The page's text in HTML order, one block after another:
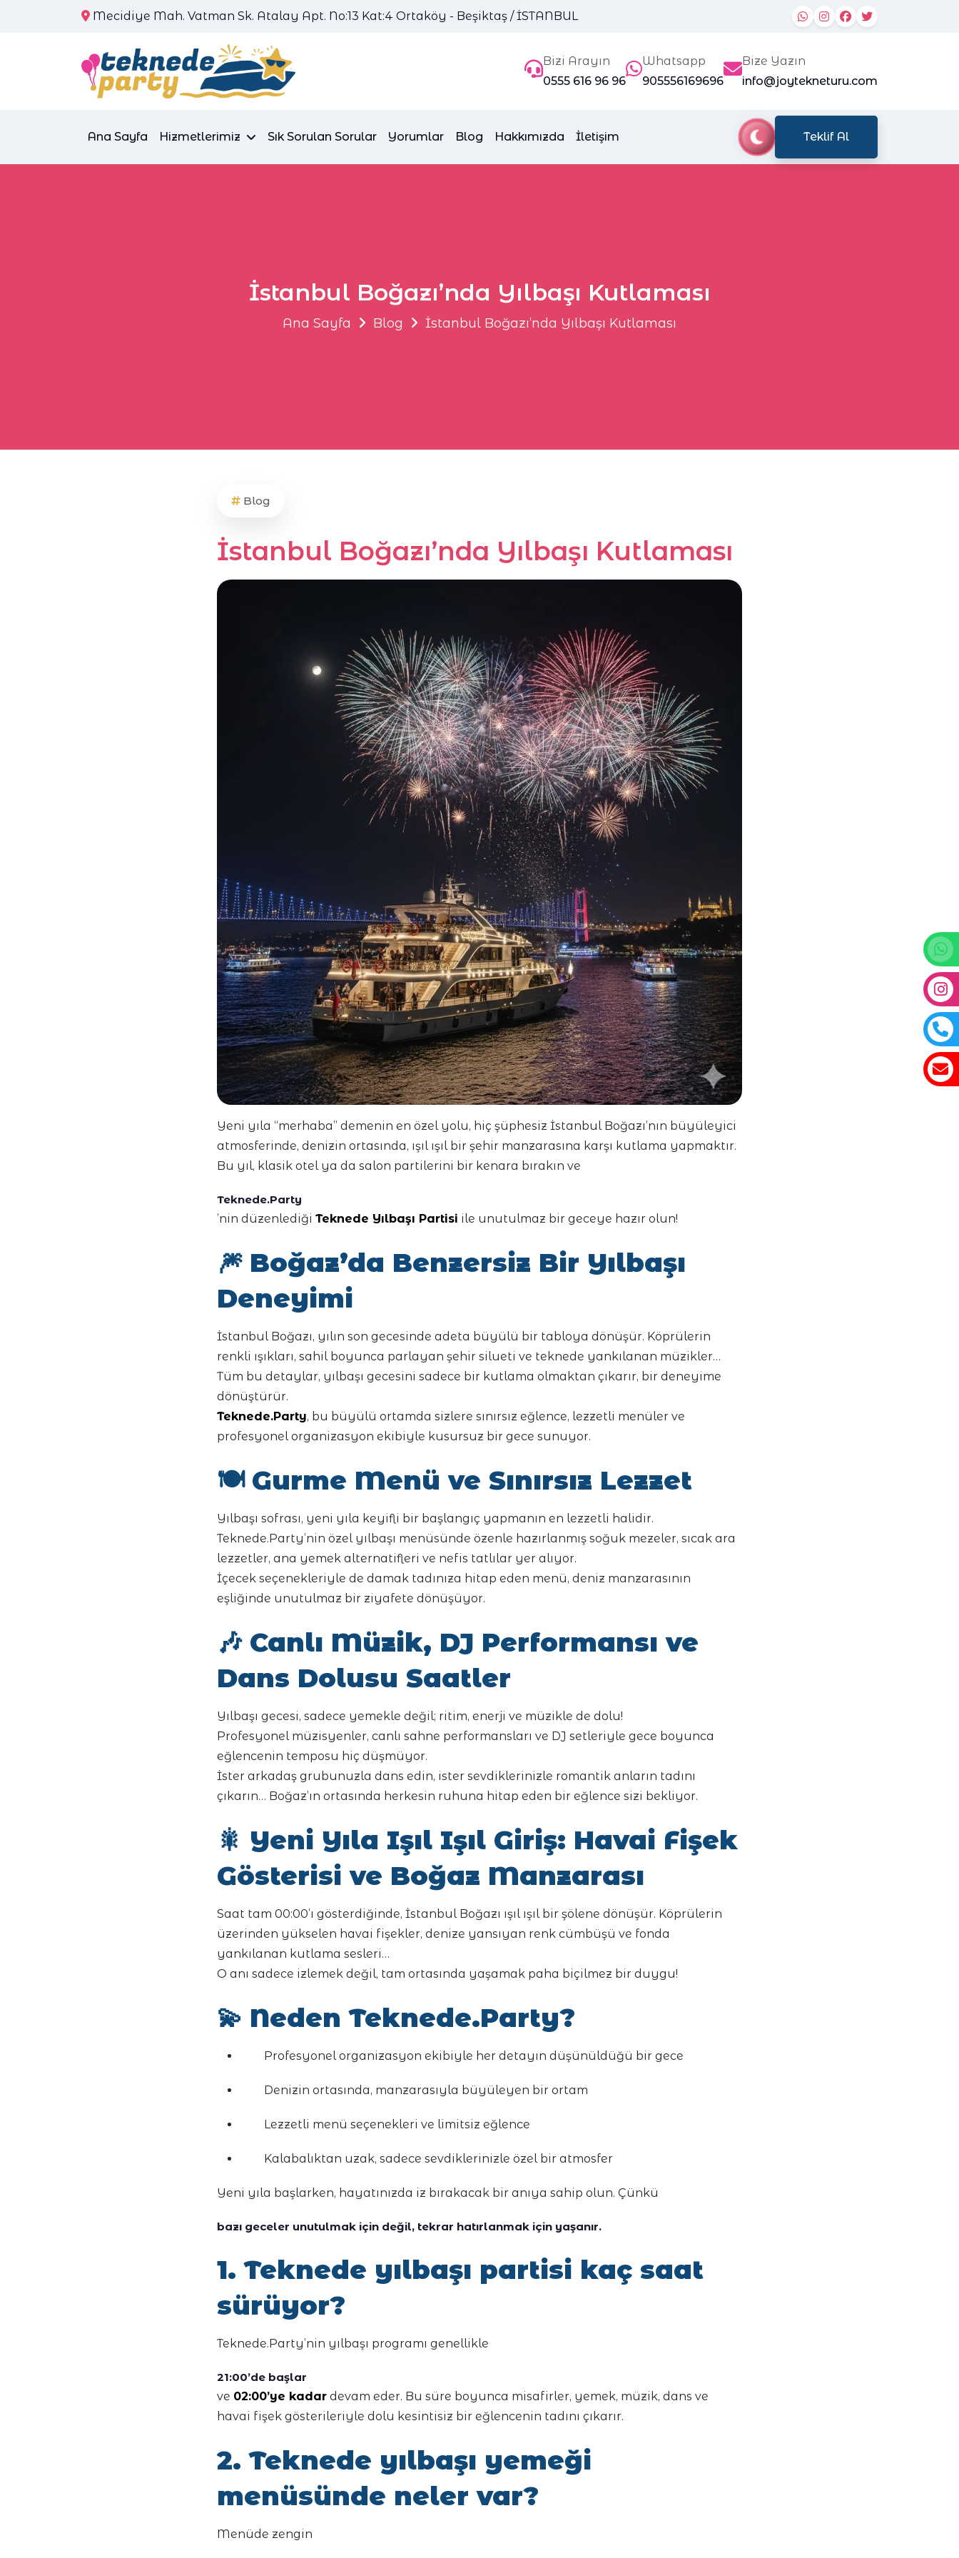
Mecidiye Mah. Vatman Sk. Atalay Apt. No:13 Kat:4 Ortaköy - Beşiktaş / İSTANBUL
Bizi Arayın
0555 616 96 96
Whatsapp
905556169696
Bize Yazın
info@joytekneturu.com
Ana Sayfa Hizmetlerimiz Sık Sorulan Sorular Yorumlar Blog Hakkımızda İletişim Teklif Al
İstanbul Boğazı’nda Yılbaşı Kutlaması
Ana Sayfa Blog İstanbul Boğazı’nda Yılbaşı Kutlaması
Blog
İstanbul Boğazı’nda Yılbaşı Kutlaması
Yeni yıla “merhaba” demenin en özel yolu, hiç şüphesiz İstanbul Boğazı’nın büyüleyici
atmosferinde, denizin ortasında, ışıl ışıl bir şehir manzarasına karşı kutlama yapmaktır.
Bu yıl, klasik otel ya da salon partilerini bir kenara bırakın ve
Teknede.Party
’nin düzenlediği Teknede Yılbaşı Partisi ile unutulmaz bir geceye hazır olun!
🎆 Boğaz’da Benzersiz Bir Yılbaşı
Deneyimi
İstanbul Boğazı, yılın son gecesinde adeta büyülü bir tabloya dönüşür. Köprülerin
renkli ışıkları, sahil boyunca parlayan şehir silueti ve teknede yankılanan müzikler…
Tüm bu detaylar, yılbaşı gecesini sadece bir kutlama olmaktan çıkarır, bir deneyime
dönüştürür.
Teknede.Party, bu büyülü ortamda sizlere sınırsız eğlence, lezzetli menüler ve
profesyonel organizasyon ekibiyle kusursuz bir gece sunuyor.
🍽️ Gurme Menü ve Sınırsız Lezzet
Yılbaşı sofrası, yeni yıla keyifli bir başlangıç yapmanın en lezzetli halidir.
Teknede.Party’nin özel yılbaşı menüsünde özenle hazırlanmış soğuk mezeler, sıcak ara
lezzetler, ana yemek alternatifleri ve nefis tatlılar yer alıyor.
İçecek seçenekleriyle de damak tadınıza hitap eden menü, deniz manzarasının
eşliğinde unutulmaz bir ziyafete dönüşüyor.
🎶 Canlı Müzik, DJ Performansı ve
Dans Dolusu Saatler
Yılbaşı gecesi, sadece yemekle değil; ritim, enerji ve müzikle de dolu!
Profesyonel müzisyenler, canlı sahne performansları ve DJ setleriyle gece boyunca
eğlencenin temposu hiç düşmüyor.
İster arkadaş grubunuzla dans edin, ister sevdiklerinizle romantik anların tadını
çıkarın… Boğaz’ın ortasında herkesin ruhuna hitap eden bir eğlence sizi bekliyor.
🎇 Yeni Yıla Işıl Işıl Giriş: Havai Fişek
Gösterisi ve Boğaz Manzarası
Saat tam 00:00’ı gösterdiğinde, İstanbul Boğazı ışıl ışıl bir şölene dönüşür. Köprülerin
üzerinden yükselen havai fişekler, denize yansıyan renk cümbüşü ve fonda
yankılanan kutlama sesleri…
O anı sadece izlemek değil, tam ortasında yaşamak paha biçilmez bir duygu!
💫 Neden Teknede.Party?
Profesyonel organizasyon ekibiyle her detayın düşünüldüğü bir gece
Denizin ortasında, manzarasıyla büyüleyen bir ortam
Lezzetli menü seçenekleri ve limitsiz eğlence
Kalabalıktan uzak, sadece sevdiklerinizle özel bir atmosfer
Yeni yıla başlarken, hayatınızda iz bırakacak bir anıya sahip olun. Çünkü
bazı geceler unutulmak için değil, tekrar hatırlanmak için yaşanır.
1. Teknede yılbaşı partisi kaç saat
sürüyor?
Teknede.Party’nin yılbaşı programı genellikle
21:00’de başlar
ve 02:00’ye kadar devam eder. Bu süre boyunca misafirler, yemek, müzik, dans ve
havai fişek gösterileriyle dolu kesintisiz bir eğlencenin tadını çıkarır.
2. Teknede yılbaşı yemeği
menüsünde neler var?
Menüde zengin